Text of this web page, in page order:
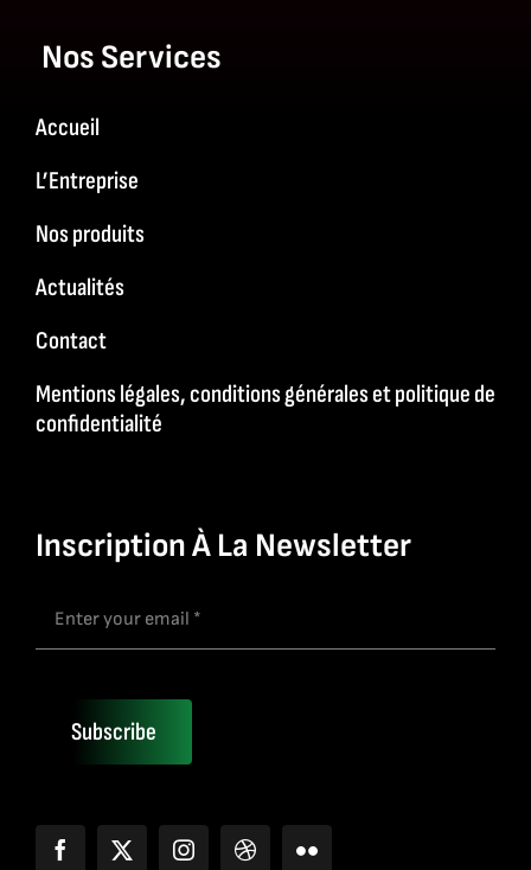
Nos Services
Accueil
L’Entreprise
Nos produits
Actualités
Contact
Mentions légales, conditions générales et politique de
confidentialité
Inscription À La Newsletter
Subscribe